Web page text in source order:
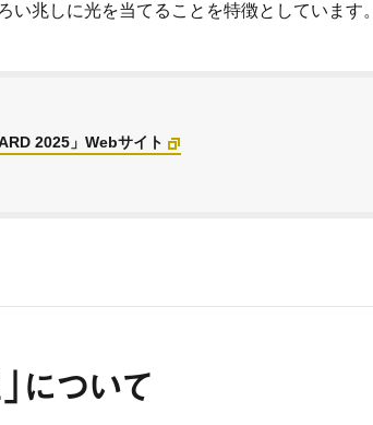
い兆しに光を当てることを特徴としています。
2025」Webサイト
について